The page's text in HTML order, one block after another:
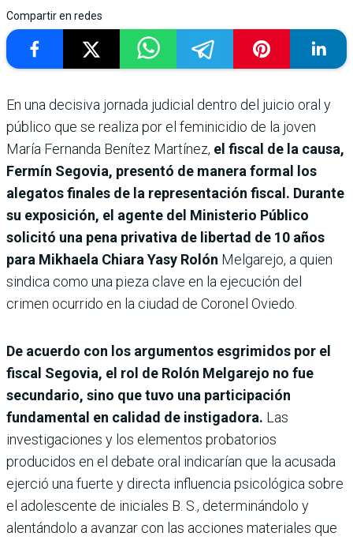
Compartir en redes
En una decisiva jornada judicial dentro del juicio oral y
público que se realiza por el feminicidio de la joven
María Fernanda Benítez Martínez, el fiscal de la causa,
Fermín Segovia, presentó de manera formal los
alegatos finales de la representación fiscal. Durante
su exposición, el agente del Ministerio Público
solicitó una pena privativa de libertad de 10 años
para Mikhaela Chiara Yasy Rolón Melgarejo, a quien
sindica como una pieza clave en la ejecución del
crimen ocurrido en la ciudad de Coronel Oviedo.
De acuerdo con los argumentos esgrimidos por el
fiscal Segovia, el rol de Rolón Melgarejo no fue
secundario, sino que tuvo una participación
fundamental en calidad de instigadora. Las
investigaciones y los elementos probatorios
producidos en el debate oral indicarían que la acusada
ejerció una fuerte y directa influencia psicológica sobre
el adolescente de iniciales B. S., determinándolo y
alentándolo a avanzar con las acciones materiales que